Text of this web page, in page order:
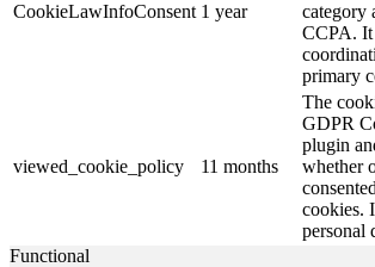
CookieLawInfoConsent 1 year
category
CCPA.
primary
viewed_cookie_policy 11 months
The
GDPR
plugin
whether
cookies.
personal
Functional